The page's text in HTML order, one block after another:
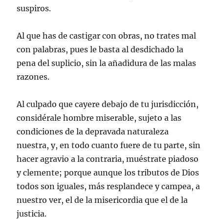
suspiros.
Al que has de castigar con obras, no trates mal
con palabras, pues le basta al desdichado la
pena del suplicio, sin la añadidura de las malas
razones.
Al culpado que cayere debajo de tu jurisdicción,
considérale hombre miserable, sujeto a las
condiciones de la depravada naturaleza
nuestra, y, en todo cuanto fuere de tu parte, sin
hacer agravio a la contraria, muéstrate piadoso
y clemente; porque aunque los tributos de Dios
todos son iguales, más resplandece y campea, a
nuestro ver, el de la misericordia que el de la
justicia.